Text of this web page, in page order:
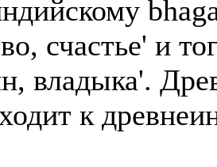
счастье' и
владыка'.
к